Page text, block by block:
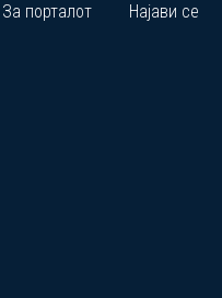
За порталот Најави се